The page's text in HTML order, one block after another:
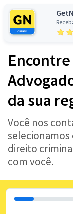
da sua
Você nos
selecionamos
direito
com você.